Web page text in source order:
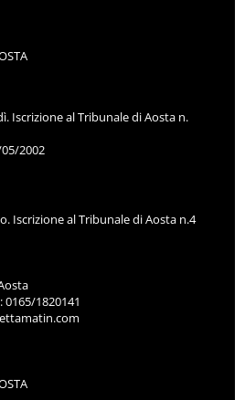
Iscrizione al Tribunale di Aosta n.
2002
Iscrizione al Tribunale di Aosta n.4
0165/1820141